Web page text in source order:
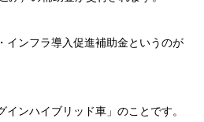
インフラ導入促進補助金というのが
ンハイブリッド車」のことです。